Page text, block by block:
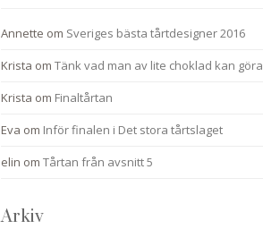
Annette om Sveriges bästa tårtdesigner 2016
Krista om Tänk vad man av lite choklad kan göra
Krista om Finaltårtan
Eva om Inför finalen i Det stora tårtslaget
elin om Tårtan från avsnitt 5
Arkiv